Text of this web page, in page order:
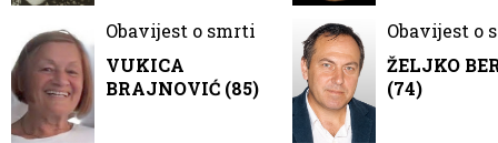
Obavijest o smrti
VUKICA
BRAJNOVIĆ (85)
Obavijest o
ŽELJKO
(74)